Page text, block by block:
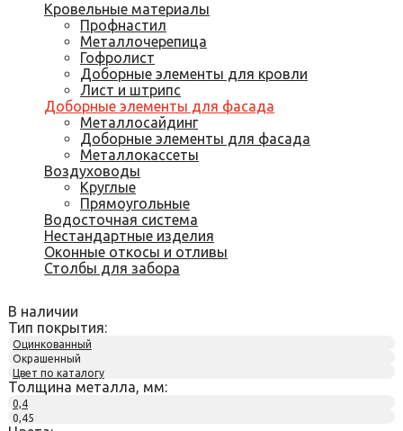
Кровельные материалы
Профнастил
Металлочерепица
Гофролист
Доборные элементы для кровли
Лист и штрипс
Доборные элементы для фасада
Металлосайдинг
Доборные элементы для фасада
Металлокассеты
Воздуховоды
Круглые
Прямоугольные
Водосточная система
Нестандартные изделия
Оконные откосы и отливы
Столбы для забора
В наличии
Тип покрытия:
Оцинкованный
Окрашенный
Цвет по каталогу
Толщина металла, мм:
0,4
0,45